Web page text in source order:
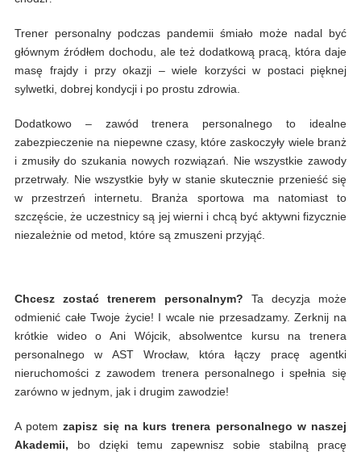
Trener personalny podczas pandemii śmiało może nadal być
głównym źródłem dochodu, ale też dodatkową pracą, która daje
masę frajdy i przy okazji – wiele korzyści w postaci pięknej
sylwetki, dobrej kondycji i po prostu zdrowia.
Dodatkowo – zawód trenera personalnego to idealne
zabezpieczenie na niepewne czasy, które zaskoczyły wiele branż
i zmusiły do szukania nowych rozwiązań. Nie wszystkie zawody
przetrwały. Nie wszystkie były w stanie skutecznie przenieść się
w przestrzeń internetu. Branża sportowa ma natomiast to
szczęście, że uczestnicy są jej wierni i chcą być aktywni fizycznie
niezależnie od metod, które są zmuszeni przyjąć.
Chcesz zostać trenerem personalnym? Ta decyzja może
odmienić całe Twoje życie! I wcale nie przesadzamy. Zerknij na
krótkie wideo o Ani Wójcik, absolwentce kursu na trenera
personalnego w AST Wrocław, która łączy pracę agentki
nieruchomości z zawodem trenera personalnego i spełnia się
zarówno w jednym, jak i drugim zawodzie!
A potemzapisz się na kurs trenera personalnego w naszej
Akademii, bo dzięki temu zapewnisz sobie stabilną pracę